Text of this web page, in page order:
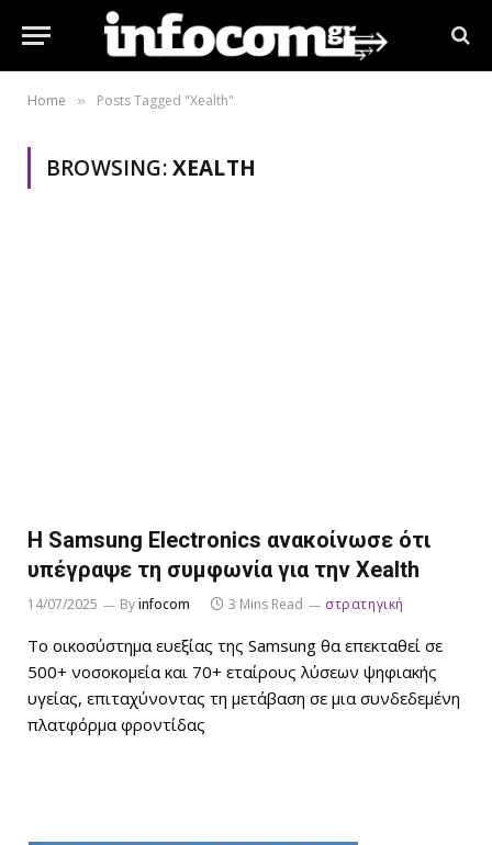
Home » Posts Tagged "Xealth"
BROWSING:XEALTH
Η Samsung Electronics ανακοίνωσε ότι
υπέγραψε τη συμφωνία για την Xealth
14/07/2025 Byinfocom 3 Mins Read στρατηγική
Το οικοσύστημα ευεξίας της Samsung θα επεκταθεί σε
500+ νοσοκομεία και 70+ εταίρους λύσεων ψηφιακής
υγείας, επιταχύνοντας τη μετάβαση σε μια συνδεδεμένη
πλατφόρμα φροντίδας